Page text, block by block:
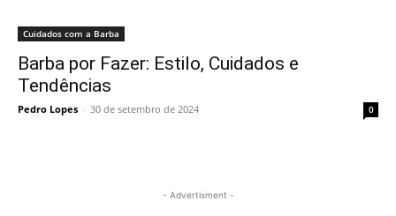
Cuidados com a Barba
Barba por Fazer: Estilo, Cuidados e
Tendências
Pedro Lopes - 30 de setembro de 2024 0
- Advertisment -